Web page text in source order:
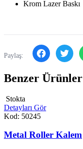
Krom Lazer Baskı
Paylaş:
Benzer Ürünler
Stokta
Detayları Gör
Kod: 50245
Metal Roller Kalem